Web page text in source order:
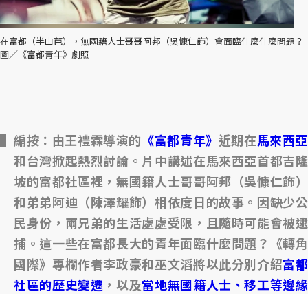
在富都（半山芭），無國籍人士哥哥阿邦（吳慷仁飾）會面臨什麼什麼問題？
圖／《富都青年》劇照
編按：由王禮霖導演的 《富都青年》 近期在馬來西亞
和台灣掀起熱烈討論。片中講述在馬來西亞首都吉隆
坡的富都社區裡，無國籍人士哥哥阿邦（吳慷仁飾）
和弟弟阿迪（陳澤耀飾）相依度日的故事。因缺少公
民身份，兩兄弟的生活處處受限，且隨時可能會被逮
捕。這一些在富都長大的青年面臨什麼問題？《轉角
國際》專欄作者李政豪和巫文滔將以此分別介紹富都
社區的歷史變遷 ，以及當地無國籍人士、移工等邊緣